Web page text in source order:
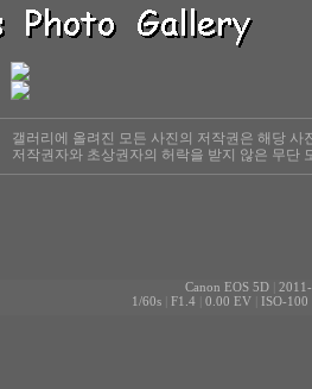
갤러리에 올려진 모든 사진의 저작권은 해당
저작권자와 초상권자의 허락을 받지 않은 무단
Canon EOS 5D
1/60s| F1.4 0.00 EV| ISO-100